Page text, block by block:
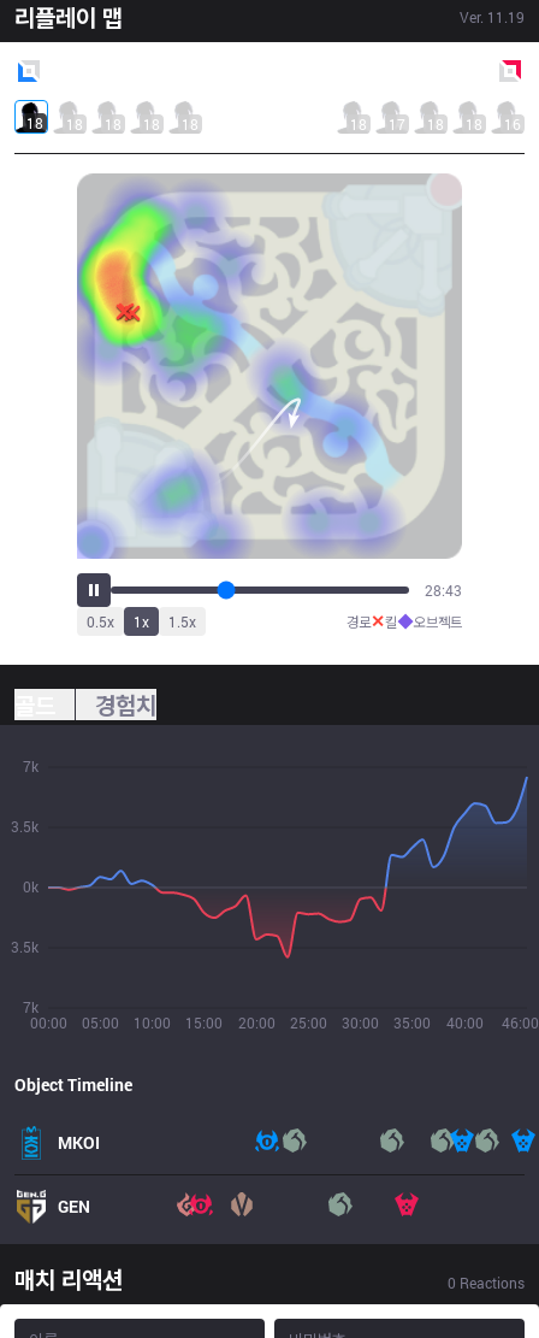
리플레이 맵 Ver. 11.19
18 18 18 18 18 18 17 18 18 16
31:43
0.5x 1x 1.5x 경로✕킬◆오브젝트
경험치
00:00 05:00 10:00 15:00 20:00 25:00 30:00 35:00 40:00 46:00
7k
3.5k
0k
3.5k
7k
Object Timeline
MKOI
GEN
매치 리액션 0 Reactions